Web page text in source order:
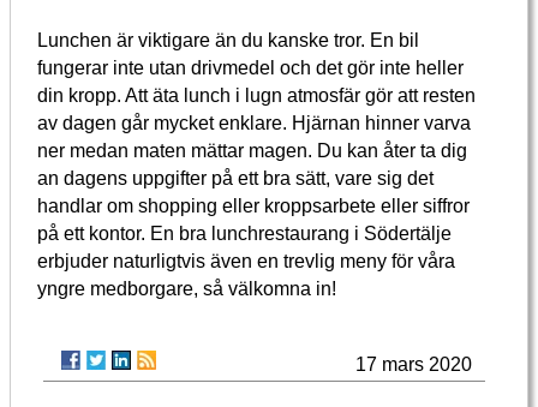
Lunchen är viktigare än du kanske tror. En bil
fungerar inte utan drivmedel och det gör inte heller
din kropp. Att äta lunch i lugn atmosfär gör att resten
av dagen går mycket enklare. Hjärnan hinner varva
ner medan maten mättar magen. Du kan åter ta dig
an dagens uppgifter på ett bra sätt, vare sig det
handlar om shopping eller kroppsarbete eller siffror
på ett kontor. En bra lunchrestaurang i Södertälje
erbjuder naturligtvis även en trevlig meny för våra
yngre medborgare, så välkomna in!
17 mars 2020